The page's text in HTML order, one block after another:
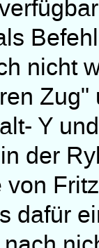
nicht
Y
der
dafür